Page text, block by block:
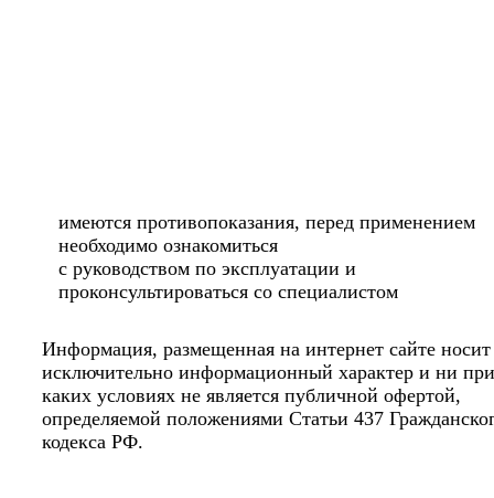
имеются противопоказания, перед применением
необходимо ознакомиться
с руководством по эксплуатации и
проконсультироваться со специалистом
Информация, размещенная на интернет сайте носит
исключительно информационный характер и ни при
каких условиях не является публичной офертой,
определяемой положениями Статьи 437
кодекса РФ.